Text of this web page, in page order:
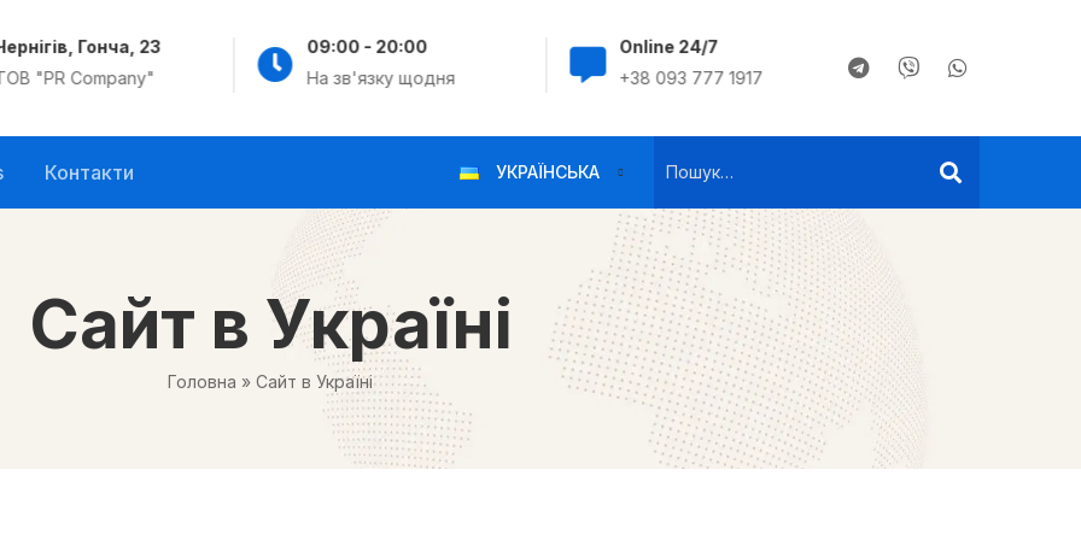
Гонча, 23
"PR Company"
09:00 - 20:00
На зв'язку щодня
Online 24/7
+38 093 777 1917
Контакти УКРАЇНСЬКА
Сайт в Україні
Головна » Сайт в Україні